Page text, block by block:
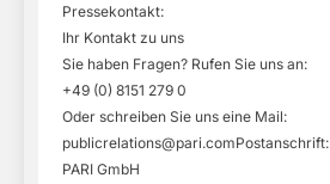
Pressekontakt:
Ihr Kontakt zu uns
Sie haben Fragen? Rufen Sie uns an:
+49 (0) 8151 279 0
Oder schreiben Sie uns eine Mail:
publicrelations@pari.comPostanschrift:
PARI GmbH